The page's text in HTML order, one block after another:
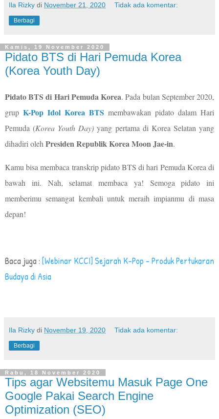
Ila Rizky di November 21, 2020 Tidak ada komentar:
Berbagi
Kamis, 19 November 2020
Pidato BTS di Hari Pemuda Korea
(Korea Youth Day)
Pidato BTS di Hari Pemuda Korea. Pada bulan September 2020,
grup K-Pop Idol Korea BTS membawakan pidato dalam Hari
Pemuda (Korea Youth Day) yang pertama di Korea Selatan yang
dihadiri olehPresiden Republik Korea Moon Jae-in.
Kamu bisa membaca transkrip pidato BTS di hari Pemuda Korea di
bawah ini. Nah, selamat membaca ya! Semoga pidato ini
memberimu semangat kembali untuk meraih impianmu di masa
depan!
Baca juga : [Webinar KCCI] Sejarah K-Pop - Produk Pertukaran
Budaya di Asia
Ila Rizky di November 19, 2020 Tidak ada komentar:
Berbagi
Rabu, 18 November 2020
Tips agar Websitemu Masuk Page One
Google Pakai Search Engine
Optimization (SEO)